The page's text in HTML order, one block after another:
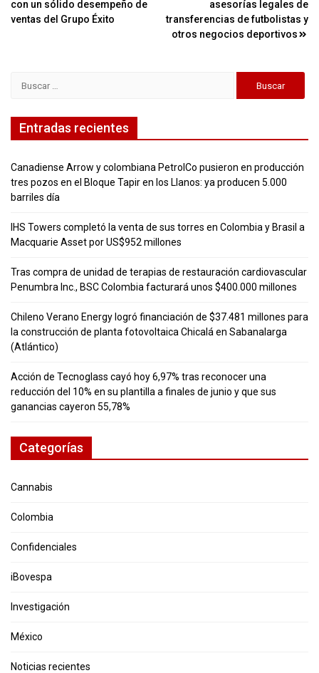
entradas
con un sólido desempeño de
ventas del Grupo Éxito
asesorías legales de
transferencias de futbolistas y
otros negocios deportivos
Entradas recientes
Canadiense Arrow y colombiana PetrolCo pusieron en producción
tres pozos en el Bloque Tapir en los Llanos: ya producen 5.000
barriles día
IHS Towers completó la venta de sus torres en Colombia y Brasil a
Macquarie Asset por US$952 millones
Tras compra de unidad de terapias de restauración cardiovascular
Penumbra Inc., BSC Colombia facturará unos $400.000 millones
Chileno Verano Energy logró financiación de $37.481 millones para
la construcción de planta fotovoltaica Chicalá en Sabanalarga
(Atlántico)
Acción de Tecnoglass cayó hoy 6,97% tras reconocer una
reducción del 10% en su plantilla a finales de junio y que sus
ganancias cayeron 55,78%
Categorías
Cannabis
Colombia
Confidenciales
iBovespa
Investigación
México
Noticias recientes